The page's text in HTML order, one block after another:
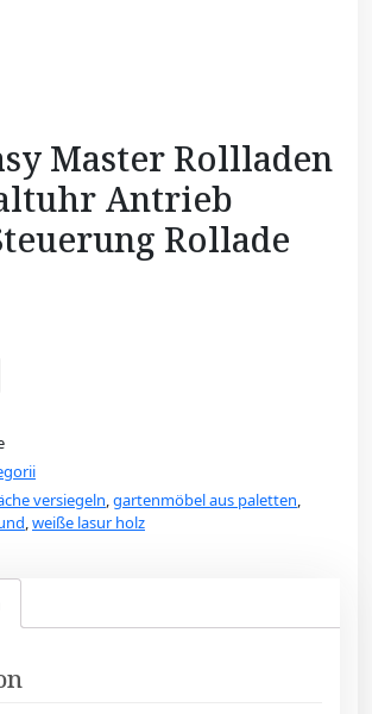
Master Rollladen
Antrieb
Rollade
versiegeln,gartenmöbel aus paletten,
,weiße lasur holz